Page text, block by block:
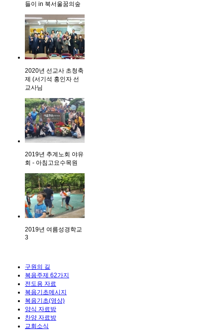
들이 in 북서울꿈의숲
2020년 선교사 초청축
제 (서기석 홍인자 선
교사님
2019년 추계노회 야유
회 - 아침고요수목원
2019년 여름성경학교
3
구원의 길
복음주제 62가지
전도용 자료
복음기초메시지
복음기초(영상)
양식 자료방
찬양 자료방
교회소식